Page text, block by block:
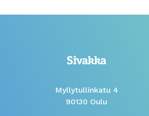
Myllytullinkatu 4
90130 Oulu